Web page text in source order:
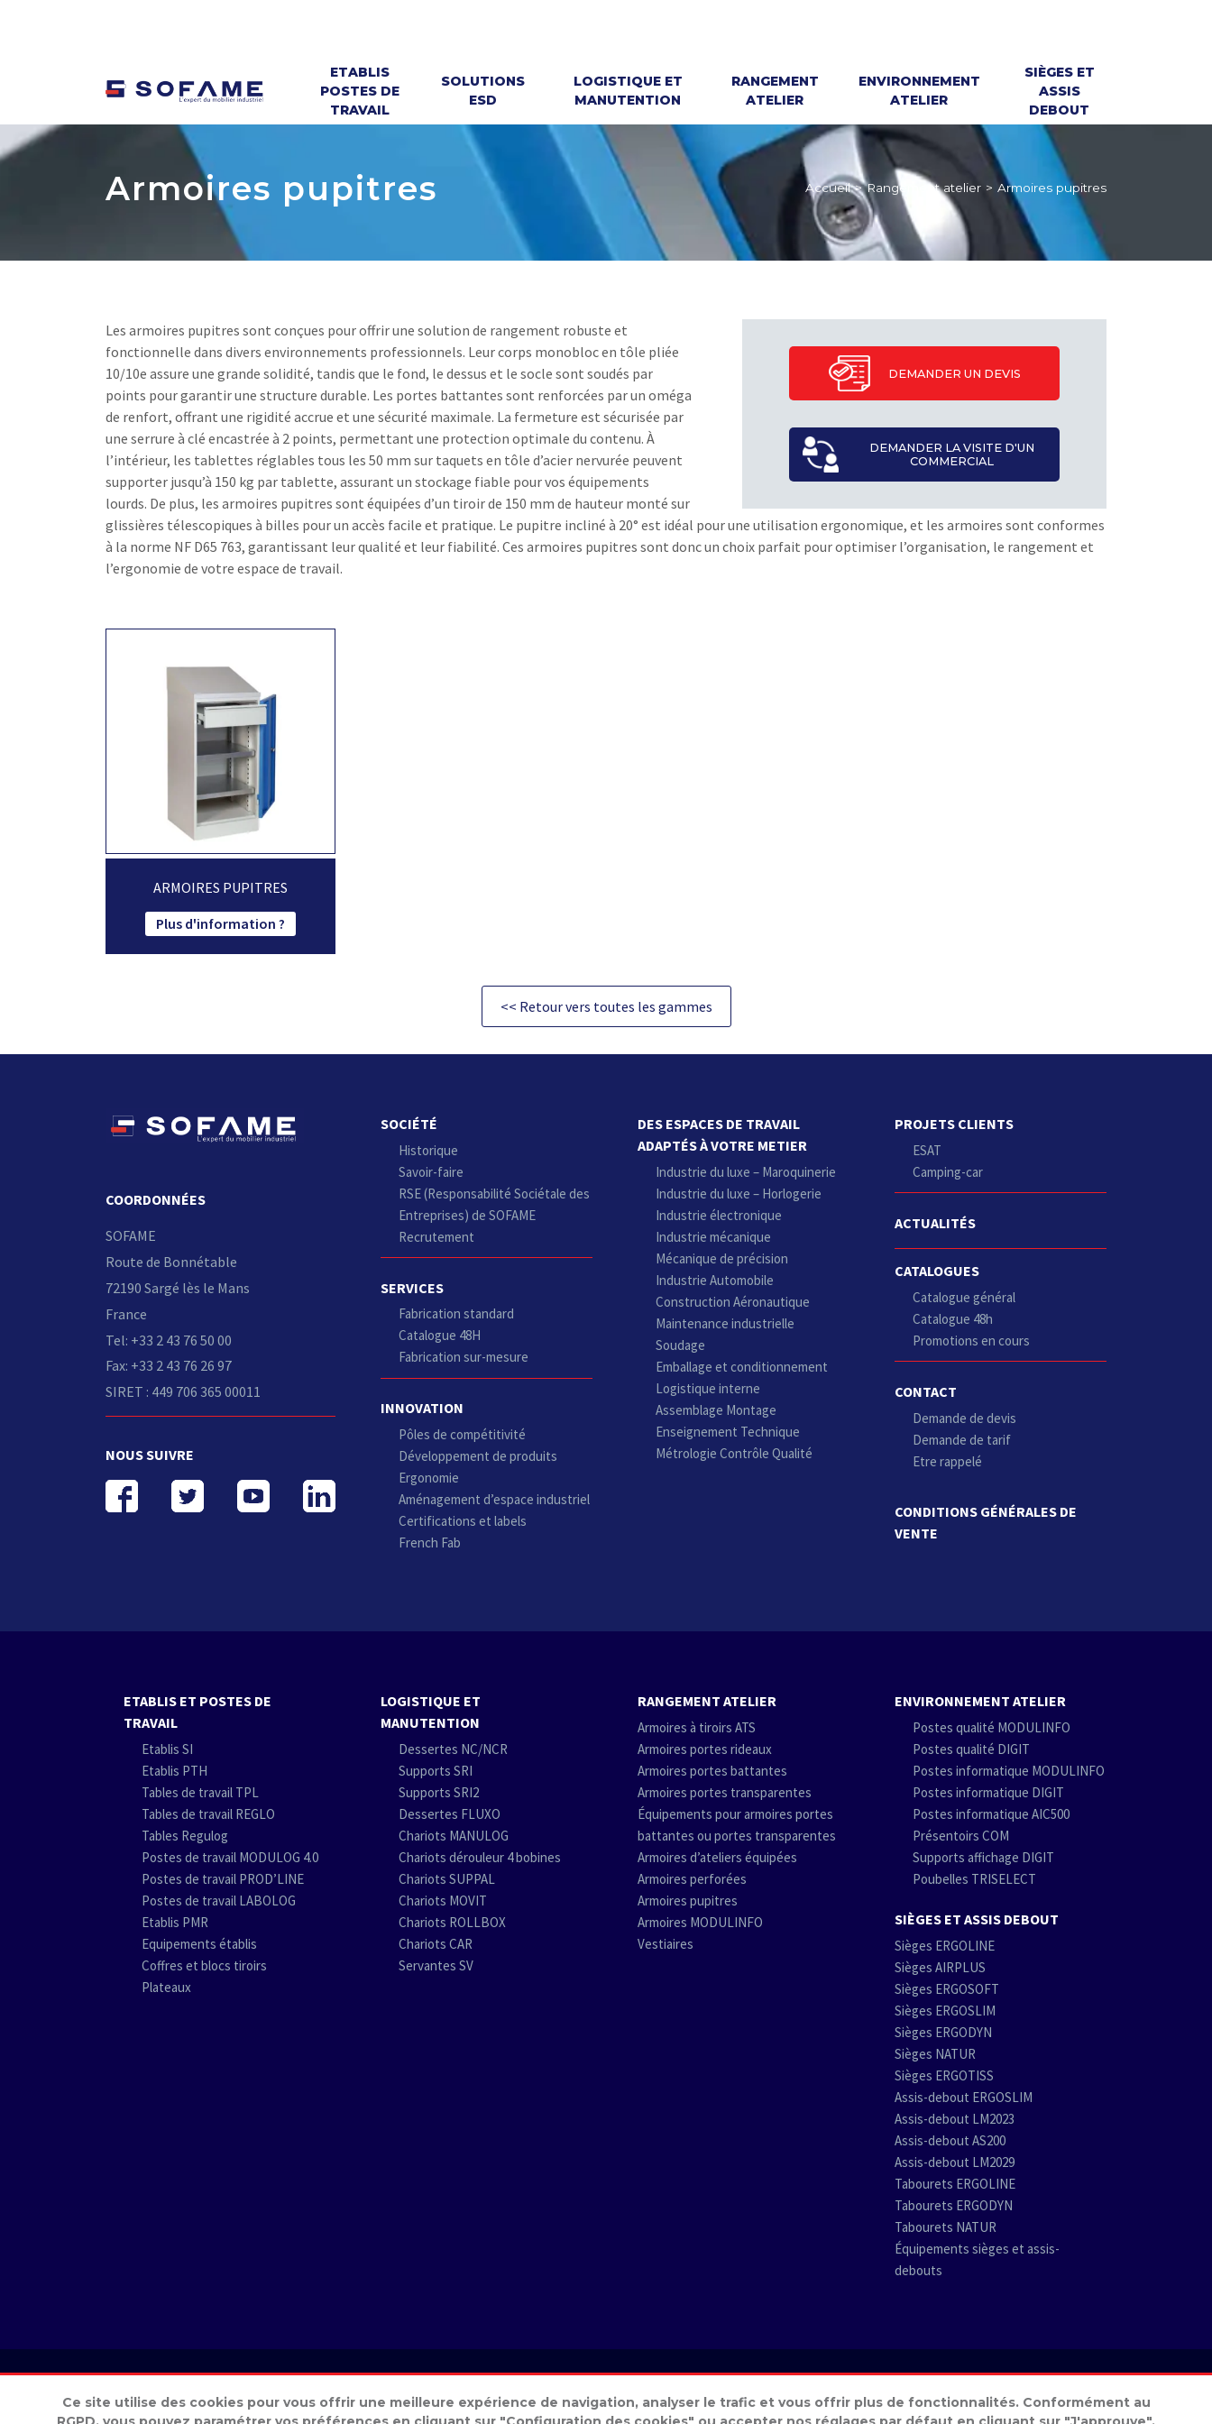
ETABLIS
POSTES DE
TRAVAIL
SOLUTIONS
ESD
LOGISTIQUE ET
MANUTENTION
RANGEMENT
ATELIER
ENVIRONNEMENT
ATELIER
SIÈGES ET
ASSIS
DEBOUT
Armoires pupitres Accueil > Rangement atelier > Armoires pupitres
DEMANDER UN DEVIS
DEMANDER LA VISITE D'UN
COMMERCIAL
Les armoires pupitres sont conçues pour offrir une solution de rangement robuste et
fonctionnelle dans divers environnements professionnels. Leur corps monobloc en tôle pliée
10/10e assure une grande solidité, tandis que le fond, le dessus et le socle sont soudés par
points pour garantir une structure durable. Les portes battantes sont renforcées par un oméga
de renfort, offrant une rigidité accrue et une sécurité maximale. La fermeture est sécurisée par
une serrure à clé encastrée à 2 points, permettant une protection optimale du contenu. À
l’intérieur, les tablettes réglables tous les 50 mm sur taquets en tôle d’acier nervurée peuvent
supporter jusqu’à 150 kg par tablette, assurant un stockage fiable pour vos équipements
lourds. De plus, les armoires pupitres sont équipées d’un tiroir de 150 mm de hauteur monté sur
glissières télescopiques à billes pour un accès facile et pratique. Le pupitre incliné à 20° est idéal pour une utilisation ergonomique, et les armoires sont conformes
à la norme NF D65 763, garantissant leur qualité et leur fiabilité. Ces armoires pupitres sont donc un choix parfait pour optimiser l’organisation, le rangement et
l’ergonomie de votre espace de travail.
ARMOIRES PUPITRES
Plus d'information ?
<< Retour vers toutes les gammes
COORDONNÉES
SOFAME
Route de Bonnétable
72190 Sargé lès le Mans
France
Tel: +33 2 43 76 50 00
Fax: +33 2 43 76 26 97
SIRET : 449 706 365 00011
NOUS SUIVRE
SOCIÉTÉ
Historique
Savoir-faire
RSE (Responsabilité Sociétale des
Entreprises) de SOFAME
Recrutement
SERVICES
Fabrication standard
Catalogue 48H
Fabrication sur-mesure
INNOVATION
Pôles de compétitivité
Développement de produits
Ergonomie
Aménagement d’espace industriel
Certifications et labels
French Fab
DES ESPACES DE TRAVAIL
ADAPTÉS À VOTRE METIER
Industrie du luxe – Maroquinerie
Industrie du luxe – Horlogerie
Industrie électronique
Industrie mécanique
Mécanique de précision
Industrie Automobile
Construction Aéronautique
Maintenance industrielle
Soudage
Emballage et conditionnement
Logistique interne
Assemblage Montage
Enseignement Technique
Métrologie Contrôle Qualité
PROJETS CLIENTS
ESAT
Camping-car
ACTUALITÉS
CATALOGUES
Catalogue général
Catalogue 48h
Promotions en cours
CONTACT
Demande de devis
Demande de tarif
Etre rappelé
CONDITIONS GÉNÉRALES DE
VENTE
ETABLIS ET POSTES DE
TRAVAIL
Etablis SI
Etablis PTH
Tables de travail TPL
Tables de travail REGLO
Tables Regulog
Postes de travail MODULOG 4.0
Postes de travail PROD’LINE
Postes de travail LABOLOG
Etablis PMR
Equipements établis
Coffres et blocs tiroirs
Plateaux
LOGISTIQUE ET
MANUTENTION
Dessertes NC/NCR
Supports SRI
Supports SRI2
Dessertes FLUXO
Chariots MANULOG
Chariots dérouleur 4 bobines
Chariots SUPPAL
Chariots MOVIT
Chariots ROLLBOX
Chariots CAR
Servantes SV
RANGEMENT ATELIER
Armoires à tiroirs ATS
Armoires portes rideaux
Armoires portes battantes
Armoires portes transparentes
Équipements pour armoires portes
battantes ou portes transparentes
Armoires d’ateliers équipées
Armoires perforées
Armoires pupitres
Armoires MODULINFO
Vestiaires
ENVIRONNEMENT ATELIER
Postes qualité MODULINFO
Postes qualité DIGIT
Postes informatique MODULINFO
Postes informatique DIGIT
Postes informatique AIC500
Présentoirs COM
Supports affichage DIGIT
Poubelles TRISELECT
SIÈGES ET ASSIS DEBOUT
Sièges ERGOLINE
Sièges AIRPLUS
Sièges ERGOSOFT
Sièges ERGOSLIM
Sièges ERGODYN
Sièges NATUR
Sièges ERGOTISS
Assis-debout ERGOSLIM
Assis-debout LM2023
Assis-debout AS200
Assis-debout LM2029
Tabourets ERGOLINE
Tabourets ERGODYN
Tabourets NATUR
Équipements sièges et assis-
debouts
Ce site utilise des cookies pour vous offrir une meilleure expérience de navigation, analyser le trafic et vous offrir plus de fonctionnalités. Conformément au